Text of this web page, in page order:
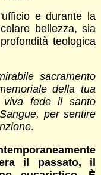
e durante la
bellezza, sia
teologica
sacramento
della tua
viva fede il santo
per sentire
.
il passato, il